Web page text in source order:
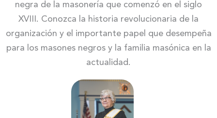
negra de la masonería que comenzó en el siglo
XVIII. Conozca la historia revolucionaria de la
organización y el importante papel que desempeña
para los masones negros y la familia masónica en la
actualidad.